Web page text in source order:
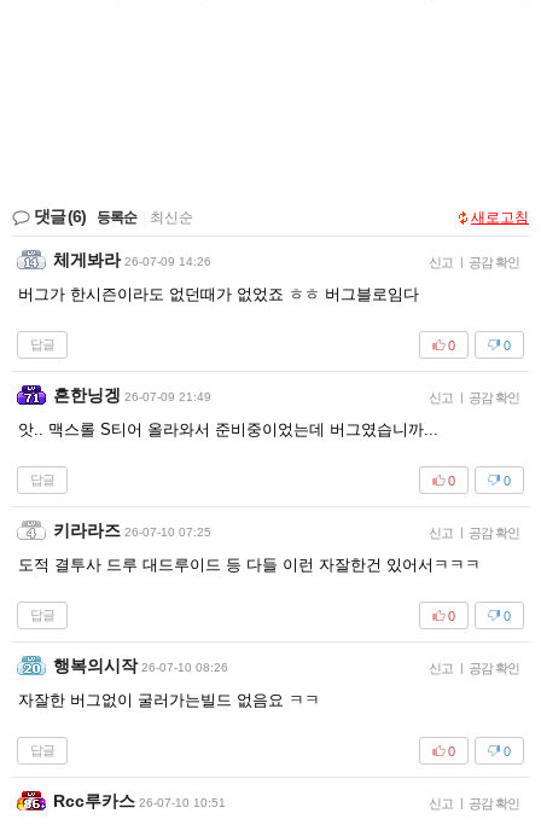
댓글(6) 등록순 최신순 새로고침
체게봐라 26-07-09 14:26 신고 | 공감 확인
버그가 한시즌이라도 없던때가 없었죠 ㅎㅎ 버그블로임다
답글 0
0
흔한닝겡 26-07-09 21:49 신고 | 공감 확인
앗.. 맥스롤 S티어 올라와서 준비중이었는데 버그였습니까...
답글 0
0
키라라즈 26-07-10 07:25 신고 | 공감 확인
도적 결투사 드루 대드루이드 등 다들 이런 자잘한건 있어서ㅋㅋㅋ
답글 0
0
행복의시작 26-07-10 08:26 신고 | 공감 확인
자잘한 버그없이 굴러가는빌드 없음요 ㅋㅋ
답글 0
0
Rcc루카스 26-07-10 10:51 신고 | 공감 확인